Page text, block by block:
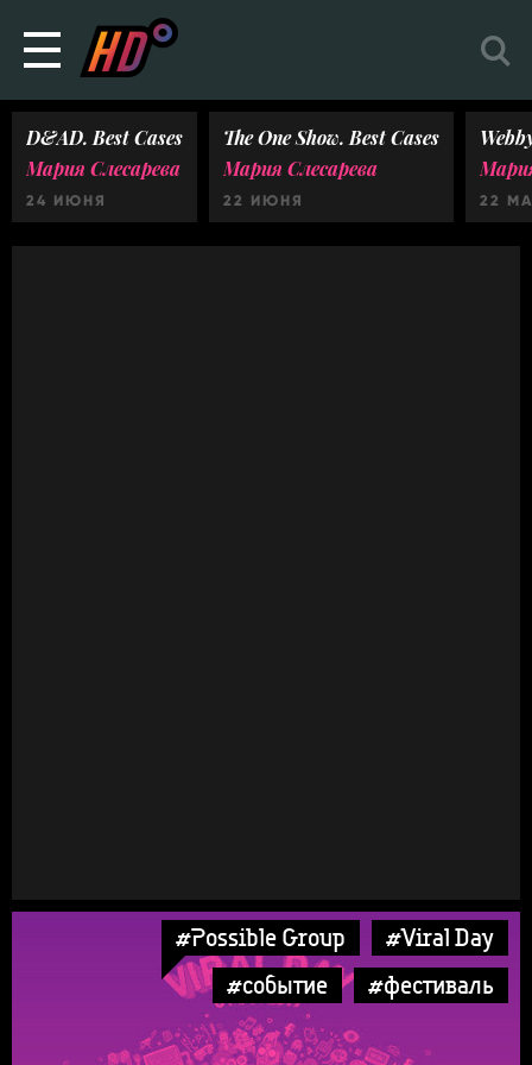
D&AD. Best Cases
Мария Слесарева
24 ИЮНЯ
The One Show. Best Cases
Мария Слесарева
22 ИЮНЯ 22
#Possible Group
#Viral Day
#событие
#фестиваль